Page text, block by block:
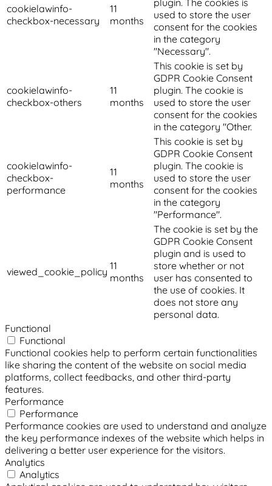
cookielawinfo-
checkbox-necessary
11
months
used to store the user
consent for the cookies
in the category
"Necessary".
cookielawinfo-
checkbox-others
11
months
This cookie is set by
GDPR Cookie Consent
plugin. The cookie is
used to store the user
consent for the cookies
in the category "Other.
cookielawinfo-
checkbox-
performance
11
months
This cookie is set by
GDPR Cookie Consent
plugin. The cookie is
used to store the user
consent for the cookies
in the category
"Performance".
viewed_cookie_policy 11
months
The cookie is set by the
GDPR Cookie Consent
plugin and is used to
store whether or not
user has consented to
the use of cookies. It
does not store any
personal data.
Functional
Functional
Functional cookies help to perform certain functionalities
like sharing the content of the website on social media
platforms, collect feedbacks, and other third-party
features.
Performance
Performance
Performance cookies are used to understand and analyze
the key performance indexes of the website which helps in
delivering a better user experience for the visitors.
Analytics
Analytics